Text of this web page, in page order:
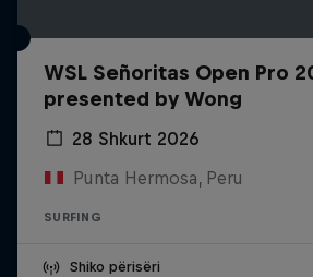
WSL Señoritas Open Pro
presented by Wong
28 Shkurt 2026
Punta Hermosa, Peru
SURFING
Shiko përisëri